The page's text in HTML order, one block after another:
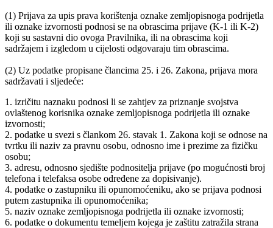
(1) Prijava za upis prava korištenja oznake zemljopisnoga podrijetla
ili oznake izvornosti podnosi se na obrascima prijave (K-1 ili K-2)
koji su sastavni dio ovoga Pravilnika, ili na obrascima koji
sadržajem i izgledom u cijelosti odgovaraju tim obrascima.
(2) Uz podatke propisane člancima 25. i 26. Zakona, prijava mora
sadržavati i sljedeće:
1. izričitu naznaku podnosi li se zahtjev za priznanje svojstva
ovlaštenog korisnika oznake zemljopisnoga podrijetla ili oznake
izvornosti;
2. podatke u svezi s člankom 26. stavak 1. Zakona koji se odnose na
tvrtku ili naziv za pravnu osobu, odnosno ime i prezime za fizičku
osobu;
3. adresu, odnosno sjedište podnositelja prijave (po mogućnosti broj
telefona i telefaksa osobe određene za dopisivanje).
4. podatke o zastupniku ili opunomoćeniku, ako se prijava podnosi
putem zastupnika ili opunomoćenika;
5. naziv oznake zemljopisnoga podrijetla ili oznake izvornosti;
6. podatke o dokumentu temeljem kojega je zaštitu zatražila strana